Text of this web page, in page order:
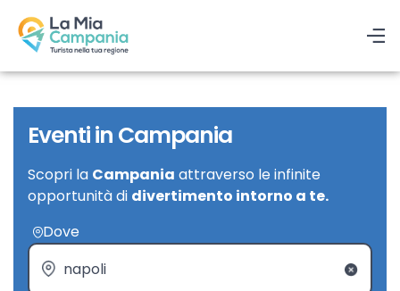
Eventi in Campania
Scopri la Campania attraverso le infinite
opportunità di divertimento intorno a te.
Dove